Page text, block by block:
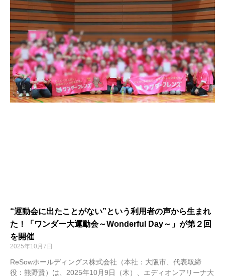
“運動会に出たことがない”という利用者の声から生まれ
た！「ワンダー大運動会～Wonderful Day～」が第２回
を開催
2025年10月7日
ReSowホールディングス株式会社（本社：大阪市、代表取締
役：熊野賢）は、2025年10月9日（木）、エディオンアリーナ大